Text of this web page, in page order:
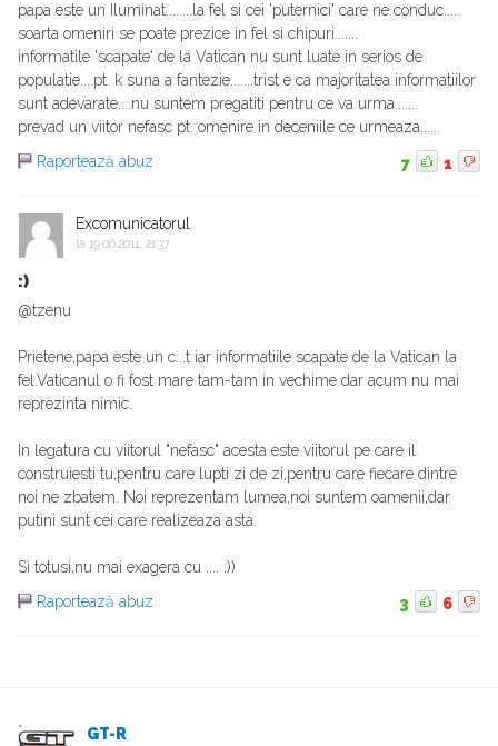
papa este un Iluminat........la fel si cei 'puternici' care ne conduc.....
soarta omeniri se poate prezice in fel si chipuri.......
informatile 'scapate' de la Vatican nu sunt luate in serios de
populatie....pt. k suna a fantezie.......trist e ca majoritatea informatiilor
sunt adevarate....nu suntem pregatiti pentru ce va urma.......
prevad un viitor nefasc pt. omenire in deceniile ce urmeaza......
Raportează abuz
7 1
Excomunicatorul
la 19.06.2011, 21:37
:)
@tzenu
Prietene,papa este un c...t iar informatiile scapate de la Vatican la
fel.Vaticanul o fi fost mare tam-tam in vechime dar acum nu mai
reprezinta nimic.
In legatura cu viitorul "nefasc" acesta este viitorul pe care il
construiesti tu,pentru care lupti zi de zi,pentru care fiecare dintre
noi ne zbatem. Noi reprezentam lumea,noi suntem oamenii,dar
putini sunt cei care realizeaza asta.
Si totusi,nu mai exagera cu .... :))
Raportează abuz
3 6
GT-R